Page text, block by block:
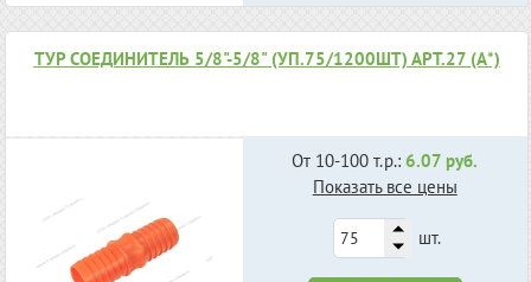
ТУР СОЕДИНИТЕЛЬ 5/8"-5/8" (УП.75/1200ШТ) АРТ.27 (А*)
От 10-100 т.р.:6.07 руб.
Показать все цены
шт.